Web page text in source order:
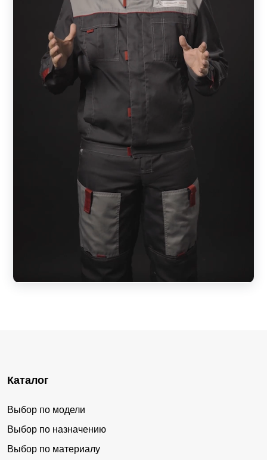
Каталог
Выбор по модели
Выбор по назначению
Выбор по материалу